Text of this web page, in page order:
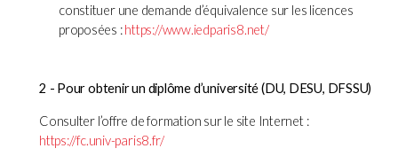
constituer une demande d’équivalence sur les licences
proposées :https://www.iedparis8.net/
2 - Pour obtenir un diplôme d’université (DU, DESU, DFSSU)
Consulter l’offre de formation sur le site Internet :
https://fc.univ-paris8.fr/